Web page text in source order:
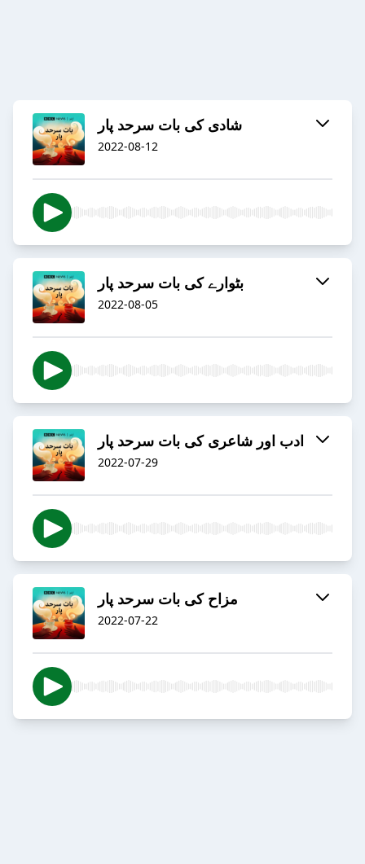
شادی کی بات سرحد پار
2022-08-12
بٹوارے کی بات سرحد پار
2022-08-05
ادب اور شاعری کی بات سرحد پار
2022-07-29
مزاح کی بات سرحد پار
2022-07-22